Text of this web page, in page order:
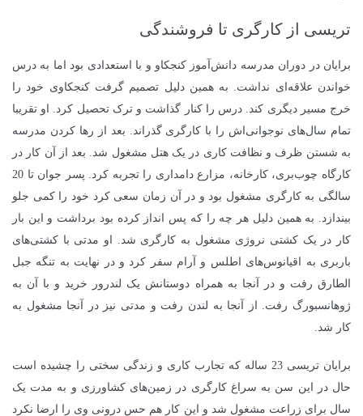
تریسی از کارگری تا فروشندگی
برایان در دوران مدرسه دانش‌آموز کنجکاو و با استعدادی بود اما به درس
خواندن علاقه‌ای نداشت. به همین دلیل تصمیم گرفت کنجکاوی خود را
خرج مسیر دیگری کند. درس را کنار گذاشت و ترک تحصیل کرد. او تقریبا
تمام سال‌های نوجوانی‌اش را با کارگری گذراند. بعد از رها کردن مدرسه
به شستن ظرف و نظافت کاری در یک هتل مشغول شد. بعد از آن کار در
کارگاه چوب‌بری، کارخانه، مزارع دامداری را تجربه کرد. پسر جوان تا 20
سالگی به کارگری مشغول بود و در آن زمان سعی کرد خود را کمی جلو
بیندازد. به همین دلیل هر چه را که پس انداز کرده بود برداشت و این بار
کار در یک کشتی نروژی مشغول به کارگری شد. او مدتی با کشتی‌های
باربری به اقیانوس‌های اطلس و آرام سفر کرد و در نهایت به تنگه جبل
الطارق رفت و در آنجا به همراه دوستانش یک لندرور خرید و با آن به
ژوهانسبورگ رفت. از آنجا به لندن رفت و مدتی نیز در آنجا مشغول به
کار شد.
برایان تریسی 23 ساله که تجارب کاری و زندگی سختی را چشیده است
حال در این سن به سراغ کارگری در زمین‌های کشاورزی و به مدت یک
سال برای زراعت مشغول شد و این کار هم حس درونی وی را ارضا نکرد